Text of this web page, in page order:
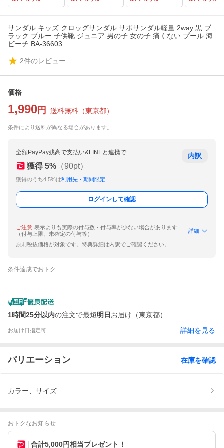
サンダル キッズ クロッグサンダル サボサンダル軽量 2way 黒 ブ
ラック ブルー 子供靴 ジュニア 男の子 女の子 痛くない プール 海
ビーチ BA-36603
2件のレビュー
価格
1,990 円 送料無料 （東京都）
条件により送料が異なる場合があります。
全額PayPay残高で支払い&LINEと連携で
獲得 5% （90pt）
獲得のうち4.5%は利用先・期間限定
内訳
ログインして確認
ご注意 表示よりも実際の付与数・付与率が少ない場合があります
（付与上限、未確定の付与等）
詳細
原則税抜価格が対象です。特典詳細は内訳でご確認ください。
条件達成でおトク
1時間25分以内の注文で最短明日 お届け（東京都）
お届け日指定可 詳細を見る
バリエーション 在庫を確認
カラー、サイズ
おトクなお知らせ
合計5,000円相当プレゼント！